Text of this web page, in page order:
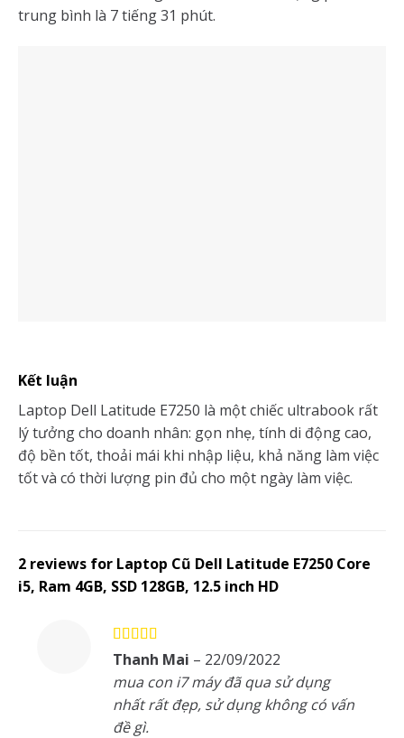
trung bình là 7 tiếng 31 phút.
Kết luận
Laptop Dell Latitude E7250 là một chiếc ultrabook rất
lý tưởng cho doanh nhân: gọn nhẹ, tính di động cao,
độ bền tốt, thoải mái khi nhập liệu, khả năng làm việc
tốt và có thời lượng pin đủ cho một ngày làm việc.
2 reviews for Laptop Cũ Dell Latitude E7250 Core
i5, Ram 4GB, SSD 128GB, 12.5 inch HD
Rated5out
of 5
Thanh Mai – 22/09/2022
mua con i7 máy đã qua sử dụng
nhất rất đẹp, sử dụng không có vấn
đề gì.